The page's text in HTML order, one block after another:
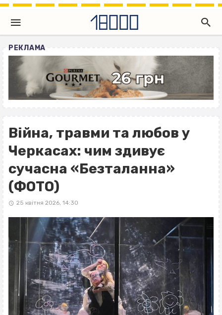
РЕКЛАМА
Війна, травми та любов у
Черкасах: чим здивує
сучасна «Безталанна»
(ФОТО)
25 квітня 2026, 14:30